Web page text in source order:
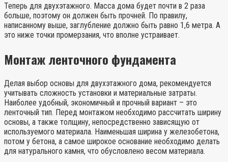
Теперь для двухэтажного. Масса дома будет почти в 2 раза
больше, поэтому он должен быть прочней. По правилу,
написанному выше, заглубление должно быть равно 1,6 метра. А
это ниже точки промерзания, что вполне устраивает.
Монтаж ленточного фундамента
Делая выбор основы для двухэтажного дома, рекомендуется
учитывать сложность установки и материальные затраты.
Наиболее удобный, экономичный и прочный вариант – это
ленточный тип. Перед монтажом необходимо рассчитать ширину
основы, а также толщину, непосредственно зависящую от
используемого материала. Наименьшая ширина у железобетона,
потом у бетона, а самое широкое основание необходимо делать
для натурального камня, что обусловлено весом материала.